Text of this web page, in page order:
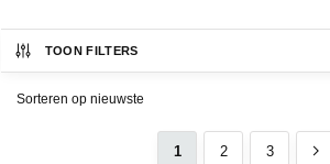
TOON FILTERS
1 2 3